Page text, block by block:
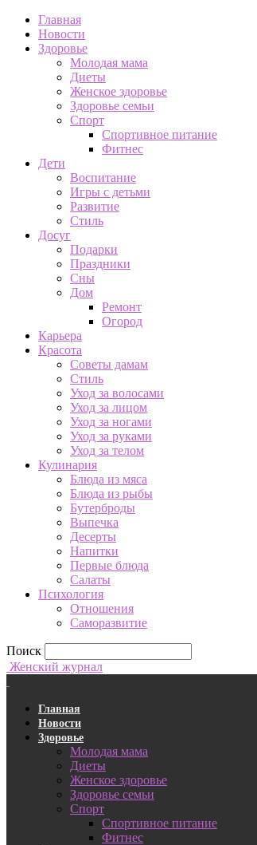
Главная
Новости
Здоровье
Молодая мама
Диеты
Женское здоровье
Здоровье семьи
Спорт
Спортивное питание
Фитнес
Дети
Воспитание
Игры с детьми
Развитие
Стиль
Досуг
Подарки
Праздники
Сны
Дом
Ремонт
Огород
Карьера
Красота
Советы дамам
Стиль
Уход за волосами
Уход за лицом
Уход за ногами
Уход за руками
Уход за телом
Кулинария
Блюда из мяса
Блюда из рыбы
Бутерброды
Выпечка
Десерты
Напитки
Первые блюда
Салаты
Психология
Отношения
Саморазвитие
Поиск
Женский журнал
Главная
Новости
Здоровье
Молодая мама
Диеты
Женское здоровье
Здоровье семьи
Спорт
Спортивное питание
Фитнес